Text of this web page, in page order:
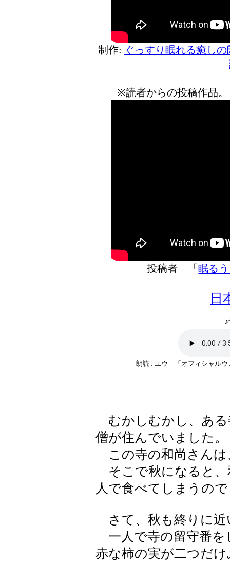
制作: ぐっすり眠れる癒し
※読者からの投稿作品
投稿者 「眠る
日
朗読 : ユウ 「オフィシャルウ
むかしむかし、ある
僧が住んでいました。
この寺の和尚さんは
そこで秋になると、
人で食べてしまうの
さて、秋も終りに近
一人で寺の留守番を
赤な柿の実が二つだ